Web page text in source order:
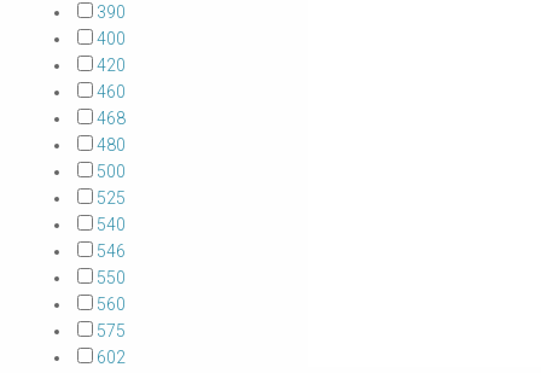
390
400
420
460
468
480
500
525
540
546
550
560
575
602